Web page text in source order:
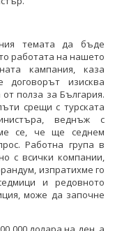
темата да бъде
работата на нашето
кампания, каза
изисква
полза за България.
срещи с турската
веднъж с
се, че ще седнем
Работна група в
с всички компании,
изпратихме го
и редовното
може да започне